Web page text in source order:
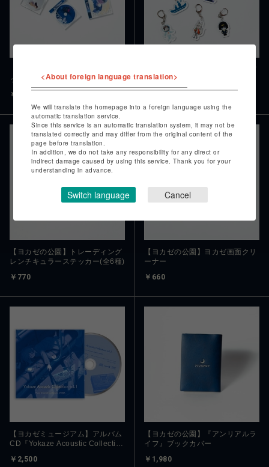
ックキーホルダー
￥1,980
【ヨカゼの公園】トレーディング
キャラクターアクリルキーホルダ
ー(全7種）
【ヨカゼの公園】トレーディング
レンチキュラーステッカー(全6種)
￥770
【ヨカゼの公園】ヨカゼ画面クリ
ーナー
￥660
【ヨカゼミュージアム】アルバム
CD『Yokaze Acoustic Collection
￥2,500
【ヨカゼの公園】『アンリアルラ
イフ』ブックカバー
￥1,980
<About foreign language translation>
We will translate the homepage into a foreign language using the
automatic translation service.
Since this service is an automatic translation system, it may not be
translated correctly and may differ from the original content of the
page before translation.
In addition, we do not take any responsibility for any direct or
indirect damage caused by using this service. Thank you for your
understanding in advance.
Switch language Cancel